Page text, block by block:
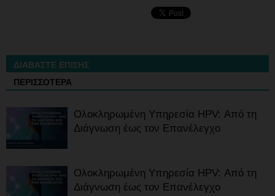
ΔΙΑΒΑΣΤΕ ΕΠΙΣΗΣ
ΠΕΡΙΣΣΟΤΕΡΑ
Ολοκληρωμένη Υπηρεσία HPV: Από τη
Διάγνωση έως τον Επανέλεγχο
Ολοκληρωμένη Υπηρεσία HPV: Από τη
Διάγνωση έως τον Επανέλεγχο